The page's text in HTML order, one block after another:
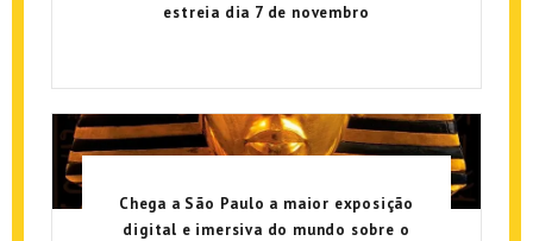
estreia dia 7 de novembro
Chega a São Paulo a maior exposição
digital e imersiva do mundo sobre o